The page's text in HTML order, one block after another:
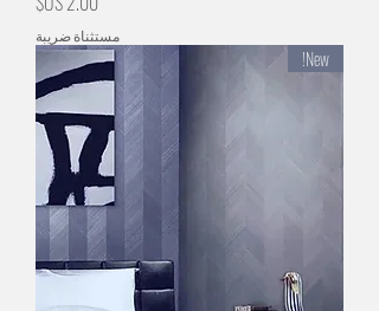
مستثناة ضريبة
New!